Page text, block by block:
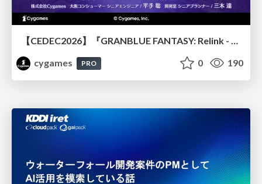
【CEDEC2026】『GRANBLUE FANTASY: Relink - Endless Ragnarok』のバトル制作事例 ～最高のキャラゲーを目指して～
cygames
PRO 0 190